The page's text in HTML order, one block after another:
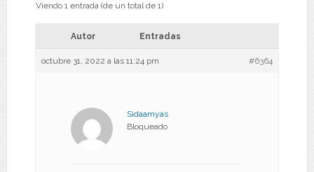
Viendo 1 entrada (de un total de 1)
Autor Entradas
octubre 31, 2022 a las 11:24 pm #6364
Sidaamyas
Bloqueado